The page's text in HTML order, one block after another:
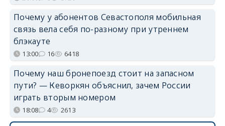
Почему у абонентов Севастополя мобильная
связь вела себя по-разному при утреннем
блэкауте
13:00 16 6418
Почему наш бронепоезд стоит на запасном
пути? — Кеворкян объяснил, зачем России
играть вторым номером
18:08 4 2613